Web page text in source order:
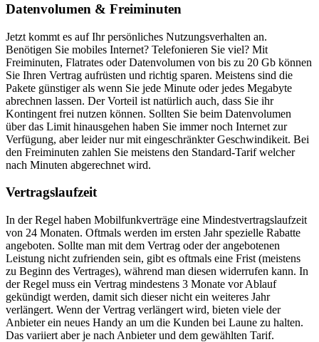
Datenvolumen & Freiminuten
Jetzt kommt es auf Ihr persönliches Nutzungsverhalten an.
Benötigen Sie mobiles Internet? Telefonieren Sie viel? Mit
Freiminuten, Flatrates oder Datenvolumen von bis zu 20 Gb können
Sie Ihren Vertrag aufrüsten und richtig sparen. Meistens sind die
Pakete günstiger als wenn Sie jede Minute oder jedes Megabyte
abrechnen lassen. Der Vorteil ist natürlich auch, dass Sie ihr
Kontingent frei nutzen können. Sollten Sie beim Datenvolumen
über das Limit hinausgehen haben Sie immer noch Internet zur
Verfügung, aber leider nur mit eingeschränkter Geschwindikeit. Bei
den Freiminuten zahlen Sie meistens den Standard-Tarif welcher
nach Minuten abgerechnet wird.
Vertragslaufzeit
In der Regel haben Mobilfunkverträge eine Mindestvertragslaufzeit
von 24 Monaten. Oftmals werden im ersten Jahr spezielle Rabatte
angeboten. Sollte man mit dem Vertrag oder der angebotenen
Leistung nicht zufrienden sein, gibt es oftmals eine Frist (meistens
zu Beginn des Vertrages), während man diesen widerrufen kann. In
der Regel muss ein Vertrag mindestens 3 Monate vor Ablauf
gekündigt werden, damit sich dieser nicht ein weiteres Jahr
verlängert. Wenn der Vertrag verlängert wird, bieten viele der
Anbieter ein neues Handy an um die Kunden bei Laune zu halten.
Das variiert aber je nach Anbieter und dem gewählten Tarif.